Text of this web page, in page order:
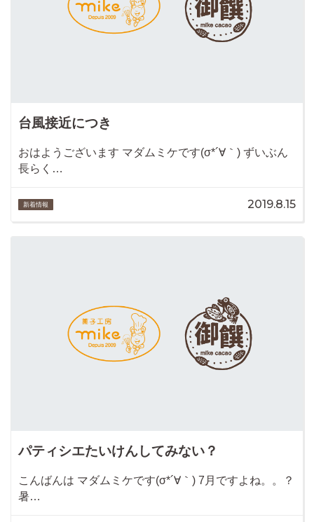
台風接近につき
おはようございます マダムミケです(σ*´∀｀) ずいぶん
長らく…
新着情報 2019.8.15
パティシエたいけんしてみない？
こんばんは マダムミケです(σ*´∀｀) 7月ですよね。。？
暑…